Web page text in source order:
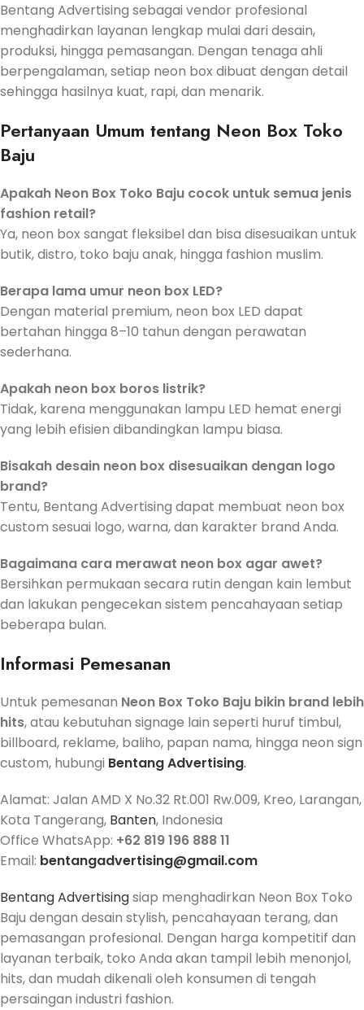
Bentang Advertising sebagai vendor profesional
menghadirkan layanan lengkap mulai dari desain,
produksi, hingga pemasangan. Dengan tenaga ahli
berpengalaman, setiap neon box dibuat dengan detail
sehingga hasilnya kuat, rapi, dan menarik.
Pertanyaan Umum tentang Neon Box Toko
Baju
Apakah Neon Box Toko Baju cocok untuk semua jenis
fashion retail?
Ya, neon box sangat fleksibel dan bisa disesuaikan untuk
butik, distro, toko baju anak, hingga fashion muslim.
Berapa lama umur neon box LED?
Dengan material premium, neon box LED dapat
bertahan hingga 8–10 tahun dengan perawatan
sederhana.
Apakah neon box boros listrik?
Tidak, karena menggunakan lampu LED hemat energi
yang lebih efisien dibandingkan lampu biasa.
Bisakah desain neon box disesuaikan dengan logo
brand?
Tentu, Bentang Advertising dapat membuat neon box
custom sesuai logo, warna, dan karakter brand Anda.
Bagaimana cara merawat neon box agar awet?
Bersihkan permukaan secara rutin dengan kain lembut
dan lakukan pengecekan sistem pencahayaan setiap
beberapa bulan.
Informasi Pemesanan
Untuk pemesanan Neon Box Toko Baju bikin brand lebih
hits, atau kebutuhan signage lain seperti huruf timbul,
billboard, reklame, baliho, papan nama, hingga neon sign
custom, hubungi Bentang Advertising.
Alamat: Jalan AMD X No.32 Rt.001 Rw.009, Kreo, Larangan,
Kota Tangerang, Banten, Indonesia
Office WhatsApp: +62 819 196 888 11
Email: bentangadvertising@gmail.com
Bentang Advertisingsiap menghadirkan Neon Box Toko
Baju dengan desain stylish, pencahayaan terang, dan
pemasangan profesional. Dengan harga kompetitif dan
layanan terbaik, toko Anda akan tampil lebih menonjol,
hits, dan mudah dikenali oleh konsumen di tengah
persaingan industri fashion.